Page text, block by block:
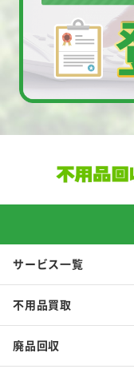
サービス一覧
不用品買取
廃品回収